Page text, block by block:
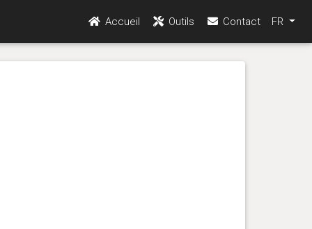
Accueil Outils Contact FR